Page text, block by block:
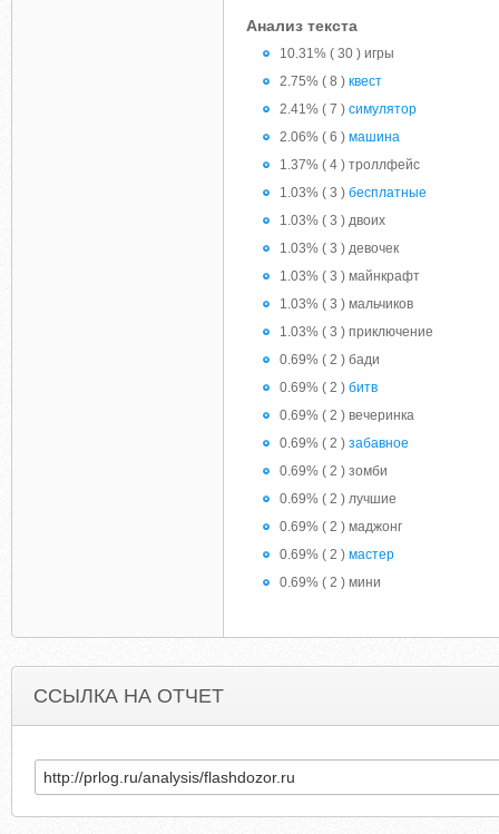
Анализ текста
10.31% ( 30 ) игры
2.75% ( 8 ) квест
2.41% ( 7 ) симулятор
2.06% ( 6 ) машина
1.37% ( 4 ) троллфейс
1.03% ( 3 ) бесплатные
1.03% ( 3 ) двоих
1.03% ( 3 ) девочек
1.03% ( 3 ) майнкрафт
1.03% ( 3 ) мальчиков
1.03% ( 3 ) приключение
0.69% ( 2 ) бади
0.69% ( 2 ) битв
0.69% ( 2 ) вечеринка
0.69% ( 2 ) забавное
0.69% ( 2 ) зомби
0.69% ( 2 ) лучшие
0.69% ( 2 ) маджонг
0.69% ( 2 ) мастер
0.69% ( 2 ) мини
ССЫЛКА НА ОТЧЕТ